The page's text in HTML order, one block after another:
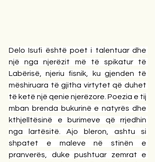
Delo Isufi është poet i talentuar dhe
një nga njerëzit më të spikatur të
Labërisë, njeriu fisnik, ku gjenden të
mëshiruara të gjitha virtytet që duhet
të ketë një qenie njerëzore. Poezia e tij
mban brenda bukurinë e natyrës dhe
kthjelltësinë e burimeve që rrjedhin
nga lartësitë. Ajo bleron, ashtu si
shpatet e maleve në stinën e
pranverës, duke pushtuar zemrat e